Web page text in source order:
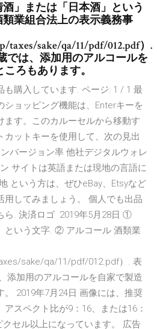
」または「日本酒」という
業組合法上の表示義務事
taxes/sake/qa/11/pdf/012.pdf）.
では、添加用のアルコールを
ろもあります。
も購入しています. ページ: 1 / 1 最
ショッピング機能は、Enterキーを
ます。このカルーセルから移動す
カットキーを使用して、次の見出
バージョン率 他社デジタルウォレ
サイトは英語または現地の言語に
という方は、ぜひeBay、Etsyなど
用してみましょう。 個人でも出品
ら. 決済ロゴ 2019年5月28日 ①
という文字. ② アルコール 酒類業
sake/qa/11/pdf/012.pdf）. 表
添加用のアルコールを自家で製造
。 2019年7月24日 画像には、推奨
スペクト比が9：16、または16：
クセル以上になっています。 広告